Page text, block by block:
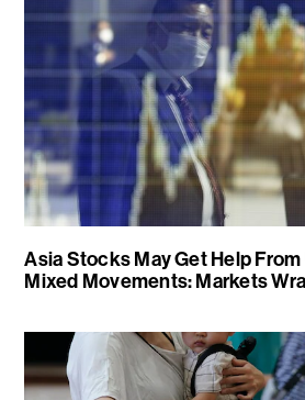
Asia Stocks May Get Help
Mixed Movements: Markets